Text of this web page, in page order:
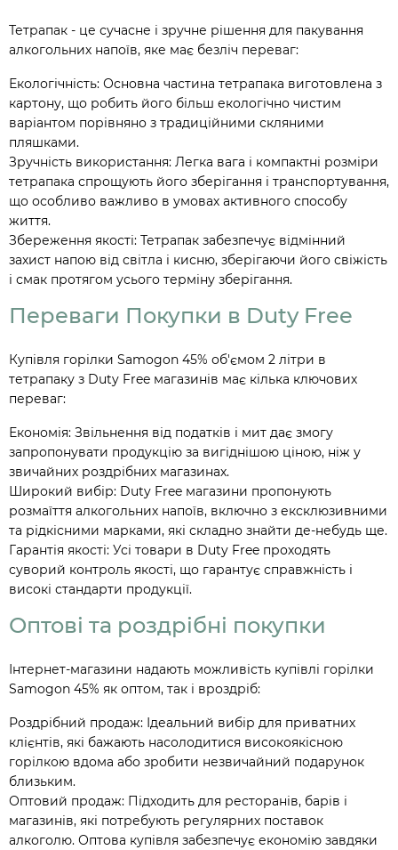
Тетрапак - це сучасне і зручне рішення для пакування
алкогольних напоїв, яке має безліч переваг:
Екологічність: Основна частина тетрапака виготовлена з
картону, що робить його більш екологічно чистим
варіантом порівняно з традиційними скляними
пляшками.
Зручність використання: Легка вага і компактні розміри
тетрапака спрощують його зберігання і транспортування,
що особливо важливо в умовах активного способу
життя.
Збереження якості: Тетрапак забезпечує відмінний
захист напою від світла і кисню, зберігаючи його свіжість
і смак протягом усього терміну зберігання.
Переваги Покупки в Duty Free
Купівля горілки Samogon 45% об'ємом 2 літри в
тетрапаку з Duty Free магазинів має кілька ключових
переваг:
Економія: Звільнення від податків і мит дає змогу
запропонувати продукцію за вигіднішою ціною, ніж у
звичайних роздрібних магазинах.
Широкий вибір: Duty Free магазини пропонують
розмаїття алкогольних напоїв, включно з ексклюзивними
та рідкісними марками, які складно знайти де-небудь ще.
Гарантія якості: Усі товари в Duty Free проходять
суворий контроль якості, що гарантує справжність і
високі стандарти продукції.
Оптові та роздрібні покупки
Інтернет-магазини надають можливість купівлі горілки
Samogon 45% як оптом, так і вроздріб:
Роздрібний продаж: Ідеальний вибір для приватних
клієнтів, які бажають насолодитися високоякісною
горілкою вдома або зробити незвичайний подарунок
близьким.
Оптовий продаж: Підходить для ресторанів, барів і
магазинів, які потребують регулярних поставок
алкоголю. Оптова купівля забезпечує економію завдяки